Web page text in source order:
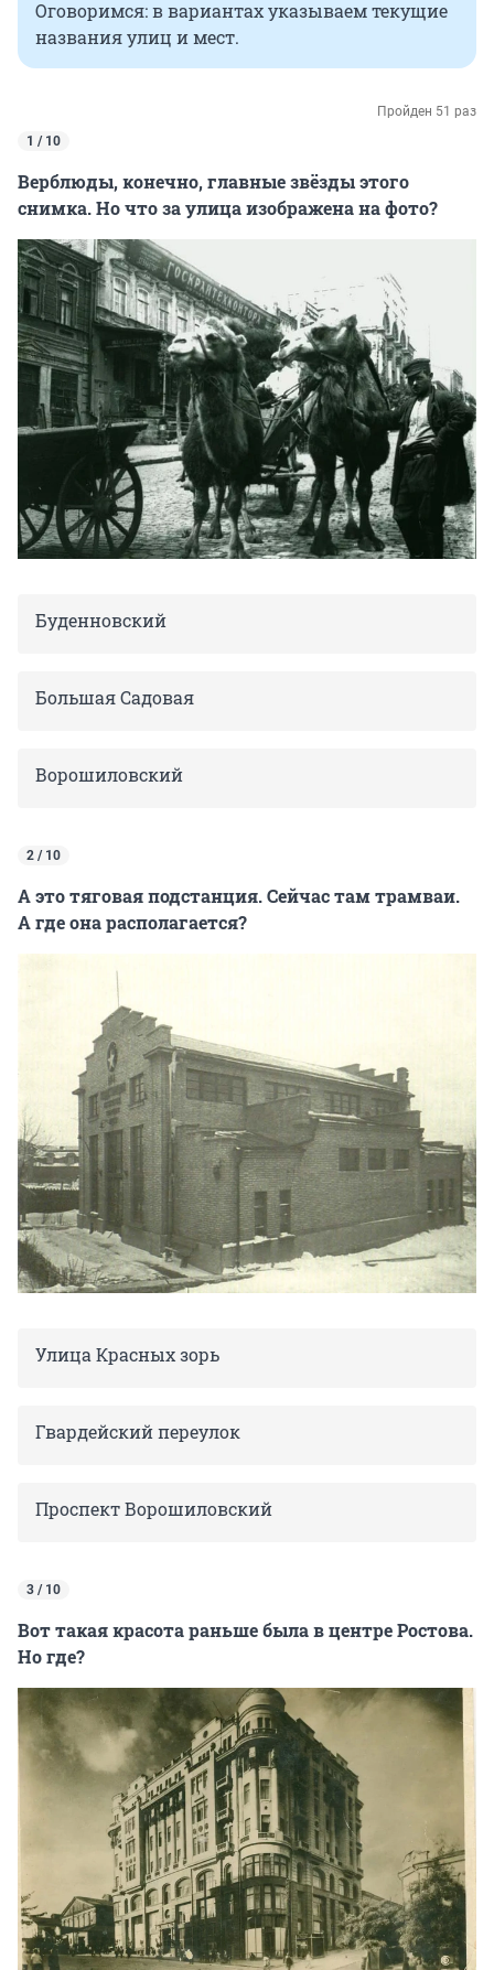
Оговоримся: в вариантах указываем текущие
названия улиц и мест.
Пройден 51 раз
1 / 10
Верблюды, конечно, главные звёзды этого
снимка. Но что за улица изображена на фото?
Буденновский
Большая Садовая
Ворошиловский
2 / 10
А это тяговая подстанция. Сейчас там трамваи.
А где она располагается?
Улица Красных зорь
Гвардейский переулок
Проспект Ворошиловский
3 / 10
Вот такая красота раньше была в центре Ростова.
Но где?